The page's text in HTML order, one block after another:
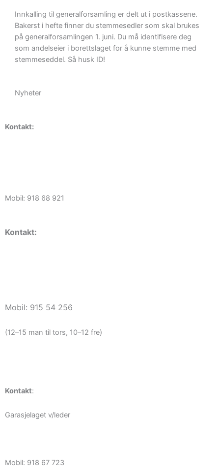
Innkalling til generalforsamling er delt ut i postkassene.
Bakerst i hefte finner du stemmesedler som skal brukes
på generalforsamlingen 1. juni. Du må identifisere deg
som andelseier i borettslaget for å kunne stemme med
stemmeseddel. Så husk ID!
Nyheter
Kontakt:
Mobil: 918 68 921
Kontakt:
Mobil: 915 54 256
(12–15 man til tors, 10–12 fre)
Kontakt:
Garasjelaget v/leder
Mobil: 918 67 723